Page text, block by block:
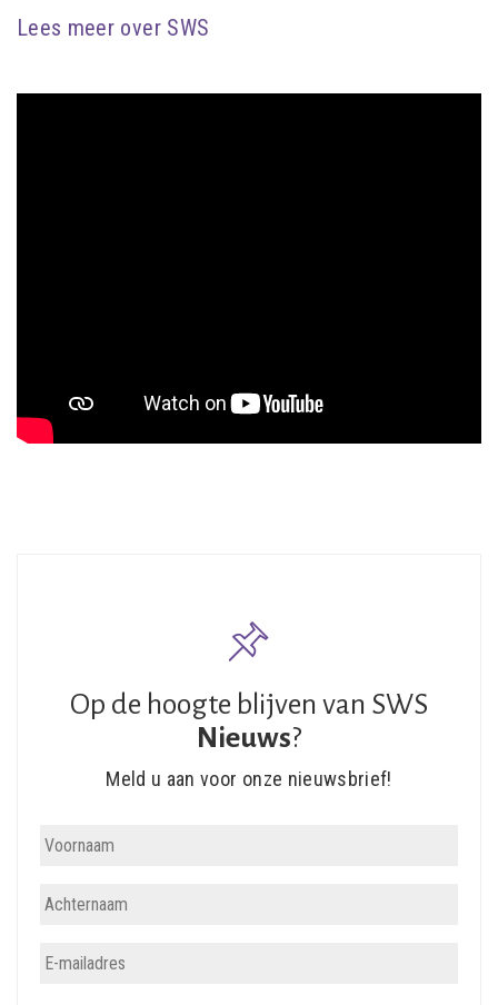
Lees meer over SWS
Op de hoogte blijven van SWS
Nieuws?
Meld u aan voor onze nieuwsbrief!